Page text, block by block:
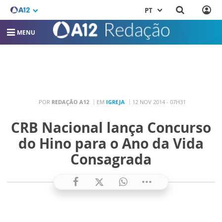
PT
MENU
POR REDAÇÃO A12 EM IGREJA 12 NOV 2014 - 07H31
CRB Nacional lança Concurso
do Hino para o Ano da Vida
Consagrada